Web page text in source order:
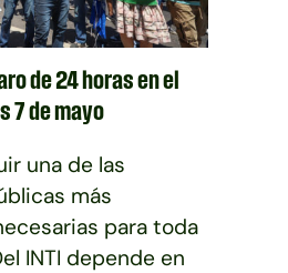
de 24 horas en el
7 de mayo
una de las
más
para toda
INTI depende en